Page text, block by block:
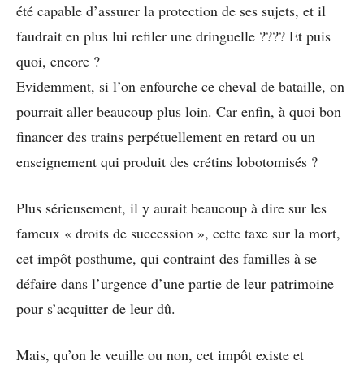
été capable d’assurer la protection de ses sujets, et il
faudrait en plus lui refiler une dringuelle ???? Et puis
quoi, encore ?
Evidemment, si l’on enfourche ce cheval de bataille, on
pourrait aller beaucoup plus loin. Car enfin, à quoi bon
financer des trains perpétuellement en retard ou un
enseignement qui produit des crétins lobotomisés ?
Plus sérieusement, il y aurait beaucoup à dire sur les
fameux « droits de succession », cette taxe sur la mort,
cet impôt posthume, qui contraint des familles à se
défaire dans l’urgence d’une partie de leur patrimoine
pour s’acquitter de leur dû.
Mais, qu’on le veuille ou non, cet impôt existe et